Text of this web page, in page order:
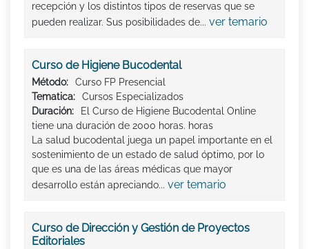
recepción y los distintos tipos de reservas que se
pueden realizar. Sus posibilidades de... ver temario
Curso de Higiene Bucodental
Método:
Curso FP Presencial
Tematica:
Cursos Especializados
Duración:
El Curso de Higiene Bucodental Online
tiene una duración de 2000 horas. horas
La salud bucodental juega un papel importante en el
sostenimiento de un estado de salud óptimo, por lo
que es una de las áreas médicas que mayor
desarrollo están apreciando... ver temario
Curso de Dirección y Gestión de Proyectos
Editoriales